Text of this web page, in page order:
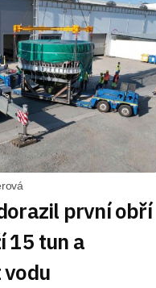
první obří
15 tun a